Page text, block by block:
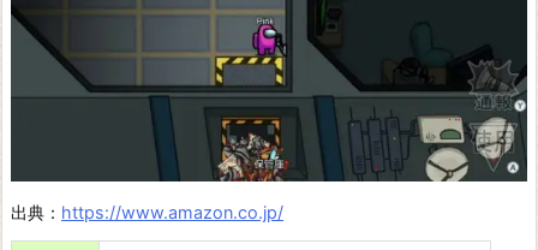
ス
ケ
出典： https://www.amazon.co.jp/